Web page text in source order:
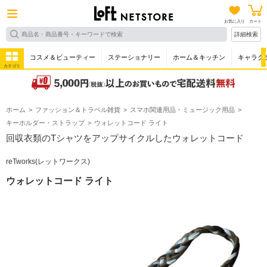
お気に入り カート
詳細検索
カテゴリ
コスメ＆ビューティー ステーショナリー ホーム＆キッチン キャラク
ホーム ファッション＆トラベル雑貨
スマホ関連用品・ミュージック用品
キーホルダー・ストラップ
ウォレットコード ライト
回収衣類のTシャツをアップサイクルしたウォレットコード
reTworks(レットワークス)
ウォレットコード ライト